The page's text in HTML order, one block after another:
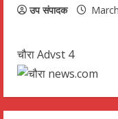
उप संपादक
चौरा Advst 4